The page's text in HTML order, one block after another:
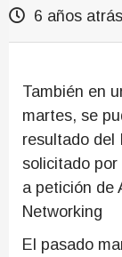
6 años atrás
También en
martes, se
resultado del
solicitado
a petición de
Networking
El pasado